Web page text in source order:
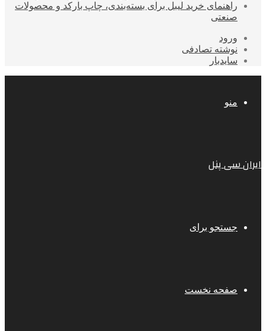
راهنمای خرید لیبل برای بسته‌بندی، چاپ بارکد و محصولات
صنعتی
ورود
نوشته تصادفی
سایدبار
منو
ایران سی پنل
جستجو برای
صفحه نخست